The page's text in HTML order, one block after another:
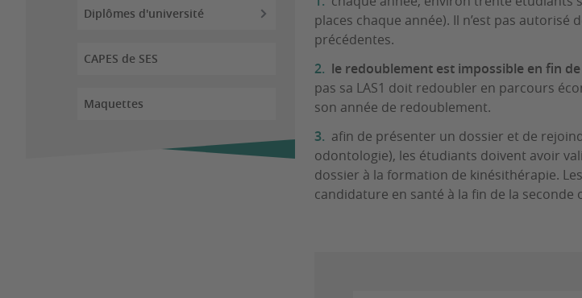
Diplômes d'université
CAPES de SES
Maquettes
places chaque année). Il n’est pas autorisé
précédentes.
le redoublement est impossible en fin
pas sa LAS1 doit redoubler en parcours
son année de redoublement.
afin de présenter un dossier et de
odontologie), les étudiants doivent avoir
dossier à la formation de kinésithérapie.
candidature en santé à la fin de la seconde